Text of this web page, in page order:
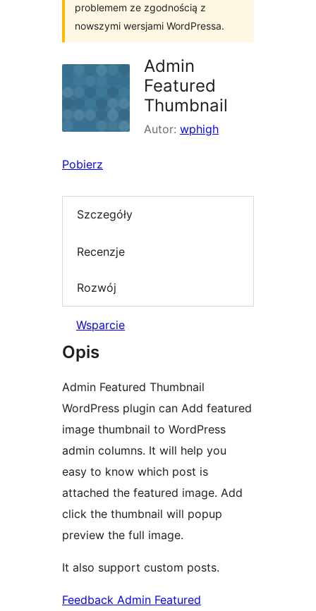
problemem ze zgodnością z
nowszymi wersjami WordPressa.
Admin
Featured
Thumbnail
Autor: wphigh
Pobierz
Szczegóły
Recenzje
Rozwój
Wsparcie
Opis
Admin Featured Thumbnail
WordPress plugin can Add featured
image thumbnail to WordPress
admin columns. It will help you
easy to know which post is
attached the featured image. Add
click the thumbnail will popup
preview the full image.
It also support custom posts.
Feedback Admin Featured